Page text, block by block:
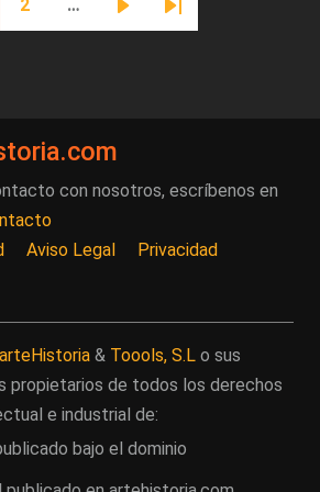
actual
Página
2 …
Siguiente página
Última página
con nosotros, escríbenos en
Aviso Legal Privacidad
arteHistoria & Toools, S.L o sus
propietarios de todos los derechos
e industrial de:
bajo el dominio